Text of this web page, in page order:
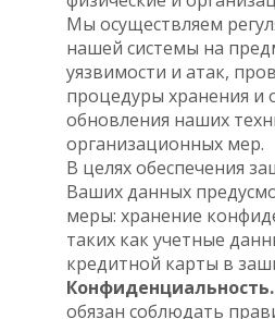
Мы осуществляем
нашей системы на
уязвимости и атак,
процедуры хранения и
обновления наших
организационных мер.
В целях обеспечения
Ваших данных
меры: хранение
таких как учетные
кредитной карты в
Конфиденциальность.
обязан соблюдать